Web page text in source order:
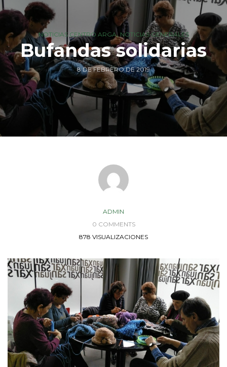
NOTICIAS CENTRO ARGA, NOTICIAS GENERALES
Bufandas solidarias
8 DE FEBRERO DE 2019
ADMIN
0 COMMENTS
878 VISUALIZACIONES